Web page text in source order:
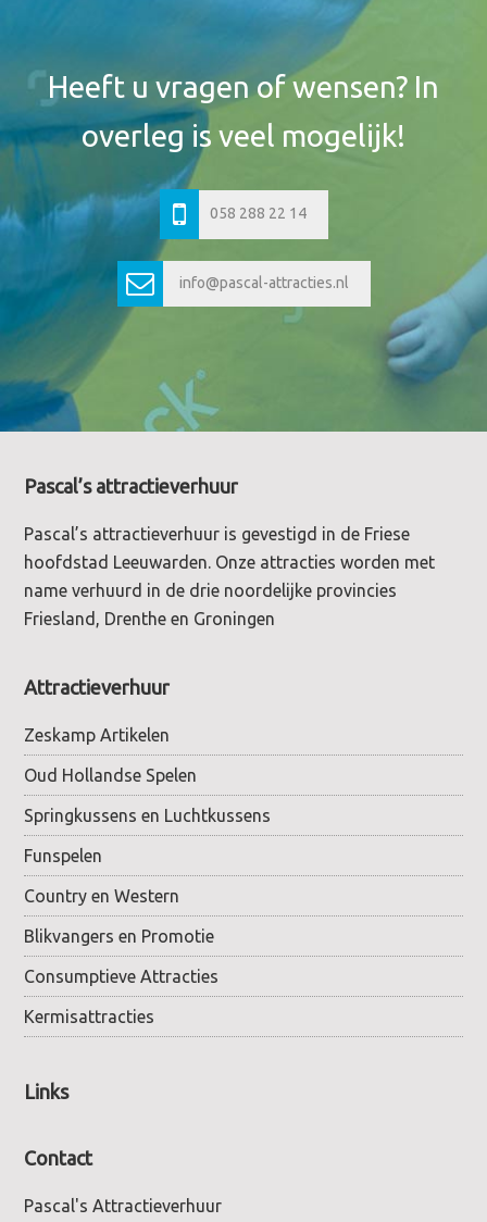
Header
Heeft u vragen of wensen? In
overleg is veel mogelijk!
058 288 22 14
info@pascal-attracties.nl
Footer
Pascal’s attractieverhuur
Pascal’s attractieverhuur is gevestigd in de Friese
hoofdstad Leeuwarden. Onze attracties worden met
name verhuurd in de drie noordelijke provincies
Friesland, Drenthe en Groningen
Attractieverhuur
Zeskamp Artikelen
Oud Hollandse Spelen
Springkussens en Luchtkussens
Funspelen
Country en Western
Blikvangers en Promotie
Consumptieve Attracties
Kermisattracties
Links
Contact
Pascal's Attractieverhuur